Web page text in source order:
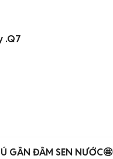
.Q7
GẦN ĐẦM SEN NƯỚC🤩